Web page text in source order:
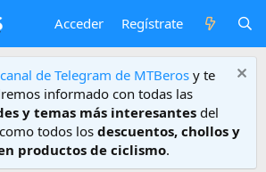
Acceder Regístrate
canal de Telegram de MTBeros y te
informado con todas las
y temas más interesantes del
todos los descuentos, chollos y
productos de ciclismo.